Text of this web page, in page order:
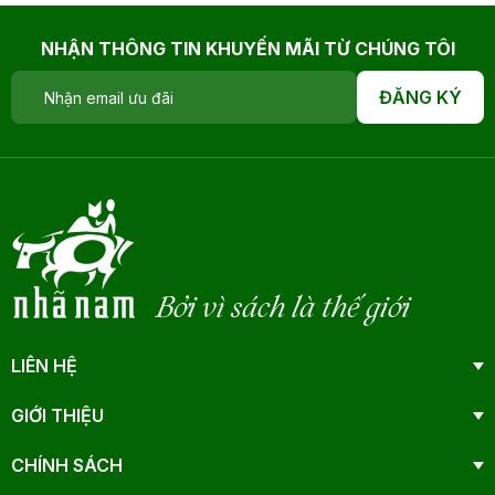
NHẬN THÔNG TIN KHUYẾN MÃI TỪ CHÚNG TÔI
ĐĂNG KÝ
Bởi vì sách là thế giới
LIÊN HỆ
GIỚI THIỆU
CHÍNH SÁCH